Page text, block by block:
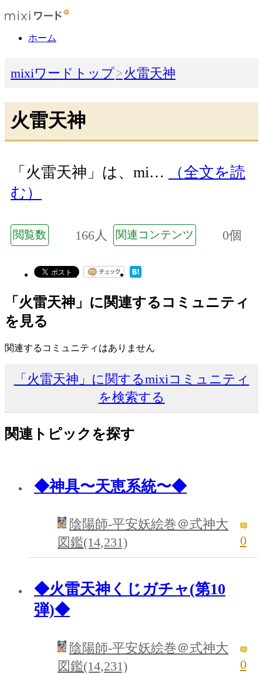
ホーム
mixiワードトップ 火雷天神
火雷天神
「火雷天神」は、mi…
（全文を読
む）
閲覧数 166人 関連コンテンツ 0個
「火雷天神」に関連するコミュニティ
を見る
関連するコミュニティはありません
「火雷天神」に関するmixiコミュニティ
を検索する
関連トピックを探す
◆神具〜天恵系統〜◆
陰陽師‐平安妖絵巻＠式神大
図鑑(14,231)
0
◆火雷天神くじガチャ(第10
弾)◆
陰陽師‐平安妖絵巻＠式神大
図鑑(14,231)
0